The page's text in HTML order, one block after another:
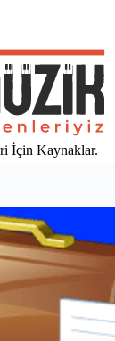
İçin Kaynaklar.